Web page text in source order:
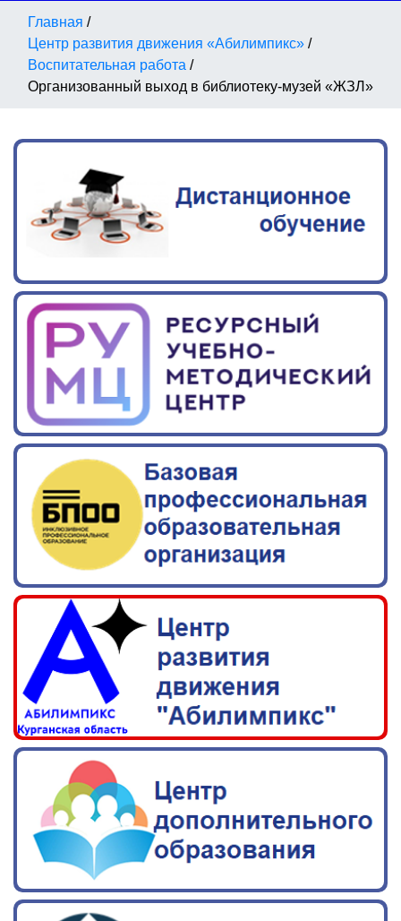
Главная /
Центр развития движения «Абилимпикс» /
Воспитательная работа /
Организованный выход в библиотеку-музей «ЖЗЛ»